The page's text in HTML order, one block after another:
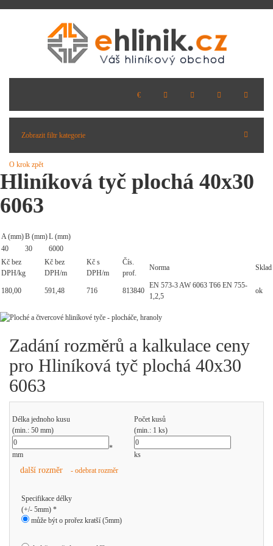
Zobrazit filtr kategorie
O krok zpět
Hliníková tyč plochá 40x30
6063
A (mm)B (mm)L (mm)
40
30
6000
Kč bez
DPH/kg
Kč bez
DPH/m
Kč s
DPH/m
Čís.
prof.
Norma Sklad
180,00 591,48 716 813840
EN 573-3 AW 6063 T66 EN 755-
1,2,5
ok
Zadání rozměrů a kalkulace ceny
pro Hliníková tyč plochá 40x30
6063
Délka jednoho kusu
(min.: 50 mm)
Počet kusů
(min.: 1 ks)
mm
*
ks
další rozměr - odebrat rozměr
Specifikace délky
(+/- 5mm) *
může být o prořez kratší (5mm)